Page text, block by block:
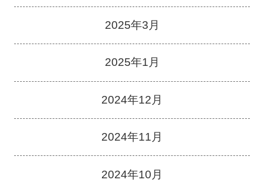
2025年3月
2025年1月
2024年12月
2024年11月
2024年10月